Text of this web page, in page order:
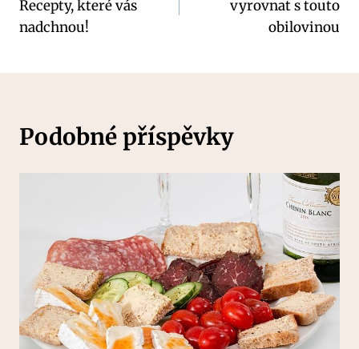
příspěvek
Recepty, které vás
nadchnou!
vyrovnat s touto
obilovinou
Podobné příspěvky